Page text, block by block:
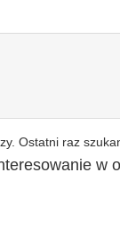
Ostatni raz
w